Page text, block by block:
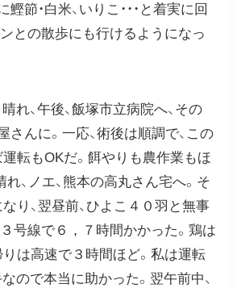
節・白米、いりこ・・・と着実に回
との散歩にも行けるようになっ
れ、午後、飯塚市立病院へ、その
さんに。一応、術後は順調で、この
転もОKだ。餌やりも農作業もほ
れ、ノエ、熊本の高丸さん宅へ。そ
り、翌昼前、ひよこ４０羽と無事
号線で６，７時間かかった。鶏は
は高速で３時間ほど。私は運転
なので本当に助かった。翌午前中、